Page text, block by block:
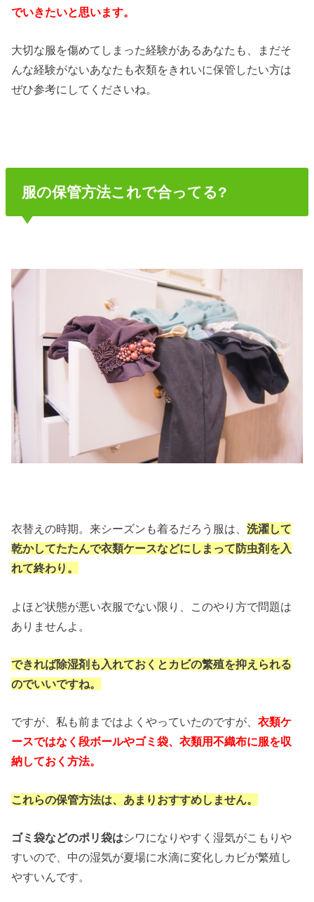
でいきたいと思います。
大切な服を傷めてしまった経験があるあなたも、まだそ
んな経験がないあなたも衣類をきれいに保管したい方は
ぜひ参考にしてくださいね。
服の保管方法これで合ってる?
衣替えの時期。来シーズンも着るだろう服は、洗濯して
乾かしてたたんで衣類ケースなどにしまって防虫剤を入
れて終わり。
よほど状態が悪い衣服でない限り、このやり方で問題は
ありませんよ。
できれば除湿剤も入れておくとカビの繁殖を抑えられる
のでいいですね。
ですが、私も前まではよくやっていたのですが、衣類ケ
ースではなく段ボールやゴミ袋、衣類用不織布に服を収
納しておく方法。
これらの保管方法は、あまりおすすめしません。
ゴミ袋などのポリ袋はシワになりやすく湿気がこもりや
すいので、中の湿気が夏場に水滴に変化しカビが繁殖し
やすいんです。